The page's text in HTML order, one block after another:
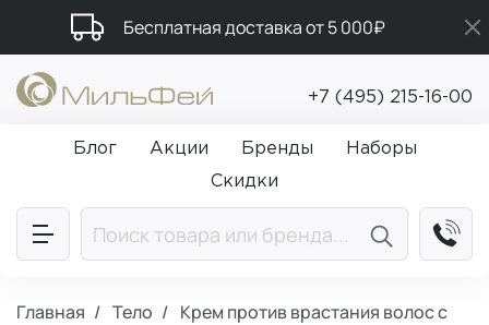
Бесплатная доставка от 5 000₽
Подарки в каждый заказ от 5 000₽
Промокод ПРИВЕТ
+7 (495) 215-16-00
Блог Акции Бренды
Наборы
Скидки
Главная Тело
Крем против врастания волос с